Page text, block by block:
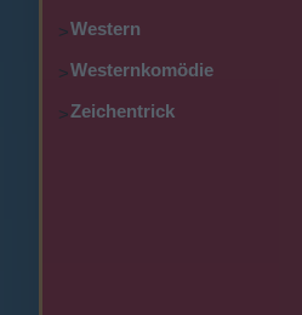
>Western
>Westernkomödie
>Zeichentrick